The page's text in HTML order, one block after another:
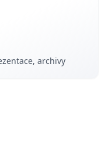
archivy